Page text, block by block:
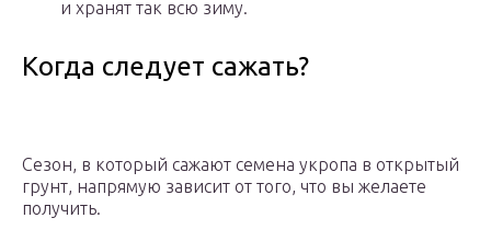
и хранят так всю зиму.
Когда следует сажать?
Сезон, в который сажают семена укропа в открытый
грунт, напрямую зависит от того, что вы желаете
получить.